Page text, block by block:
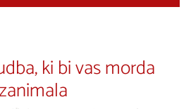
ki bi vas morda